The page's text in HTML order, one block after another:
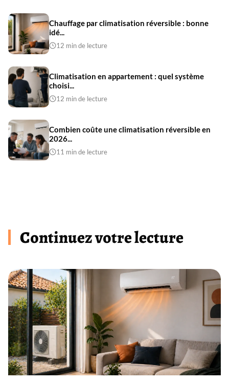
Chauffage par climatisation réversible : bonne
idé...
12 min de lecture
Climatisation en appartement : quel système
choisi...
12 min de lecture
Combien coûte une climatisation réversible en
2026...
11 min de lecture
Continuez votre lecture